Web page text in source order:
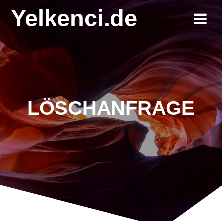
Zum
Inhalt
springen
Yelkenci.de
LÖSCHANFRAGE